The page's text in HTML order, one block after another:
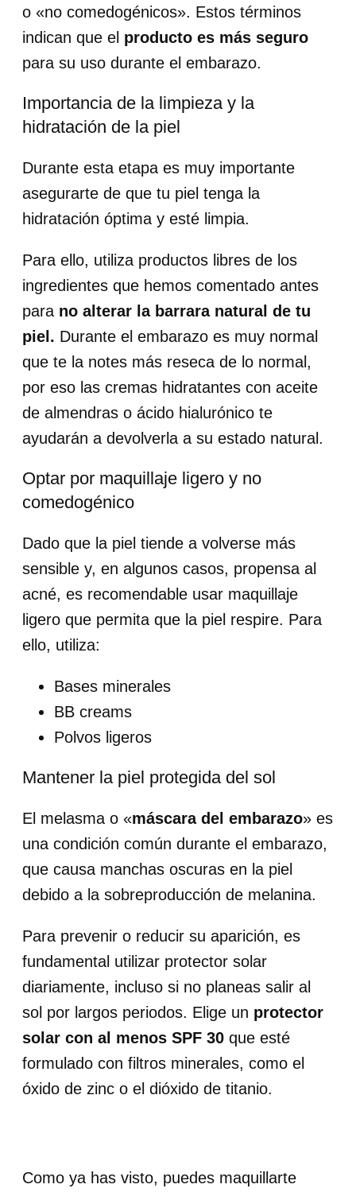
o «no comedogénicos». Estos términos
indican que el producto es más seguro
para su uso durante el embarazo.
Importancia de la limpieza y la
hidratación de la piel
Durante esta etapa es muy importante
asegurarte de que tu piel tenga la
hidratación óptima y esté limpia.
Para ello, utiliza productos libres de los
ingredientes que hemos comentado antes
para no alterar la barrara natural de tu
piel. Durante el embarazo es muy normal
que te la notes más reseca de lo normal,
por eso las cremas hidratantes con aceite
de almendras o ácido hialurónico te
ayudarán a devolverla a su estado natural.
Optar por maquillaje ligero y no
comedogénico
Dado que la piel tiende a volverse más
sensible y, en algunos casos, propensa al
acné, es recomendable usar maquillaje
ligero que permita que la piel respire. Para
ello, utiliza:
Bases minerales
BB creams
Polvos ligeros
Mantener la piel protegida del sol
El melasma o «máscara del embarazo» es
una condición común durante el embarazo,
que causa manchas oscuras en la piel
debido a la sobreproducción de melanina.
Para prevenir o reducir su aparición, es
fundamental utilizar protector solar
diariamente, incluso si no planeas salir al
sol por largos periodos. Elige un protector
solar con al menos SPF 30 que esté
formulado con filtros minerales, como el
óxido de zinc o el dióxido de titanio.
Como ya has visto, puedes maquillarte